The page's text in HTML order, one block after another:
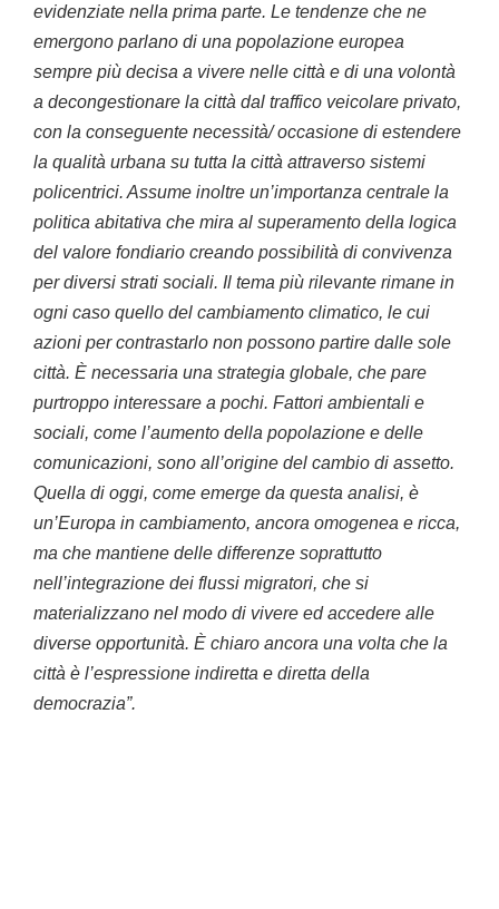
evidenziate nella prima parte. Le tendenze che ne
emergono parlano di una popolazione europea
sempre più decisa a vivere nelle città e di una volontà
a decongestionare la città dal traffico veicolare privato,
con la conseguente necessità/ occasione di estendere
la qualità urbana su tutta la città attraverso sistemi
policentrici. Assume inoltre un’importanza centrale la
politica abitativa che mira al superamento della logica
del valore fondiario creando possibilità di convivenza
per diversi strati sociali. Il tema più rilevante rimane in
ogni caso quello del cambiamento climatico, le cui
azioni per contrastarlo non possono partire dalle sole
città. È necessaria una strategia globale, che pare
purtroppo interessare a pochi. Fattori ambientali e
sociali, come l’aumento della popolazione e delle
comunicazioni, sono all’origine del cambio di assetto.
Quella di oggi, come emerge da questa analisi, è
un’Europa in cambiamento, ancora omogenea e ricca,
ma che mantiene delle differenze soprattutto
nell’integrazione dei flussi migratori, che si
materializzano nel modo di vivere ed accedere alle
diverse opportunità. È chiaro ancora una volta che la
città è l’espressione indiretta e diretta della
democrazia”.